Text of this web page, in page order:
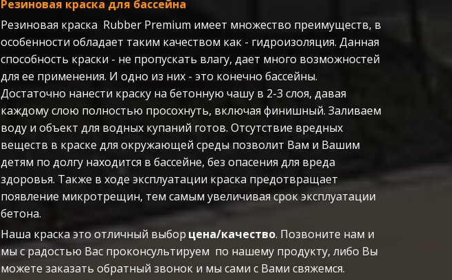
Резиновая краска для бассейна
Резиновая краска  Rubber Premium имеет множество преимуществ, в
особенности обладает таким качеством как - гидроизоляция. Данная
способность краски - не пропускать влагу, дает много возможностей
для ее применения. И одно из них - это конечно бассейны.
Достаточно нанести краску на бетонную чашу в 2-3 слоя, давая
каждому слою полностью просохнуть, включая финишный. Заливаем
воду и объект для водных купаний готов. Отсутствие вредных
веществ в краске для окружающей среды позволит Вам и Вашим
детям по долгу находится в бассейне, без опасения для вреда
здоровья. Также в ходе эксплуатации краска предотвращает
появление микротрещин, тем самым увеличивая срок эксплуатации
бетона.
Наша краска это отличный выбор цена/качество. Позвоните нам и
мы с радостью Вас проконсультируем  по нашему продукту, либо Вы
можете заказать обратный звонок и мы сами с Вами свяжемся.